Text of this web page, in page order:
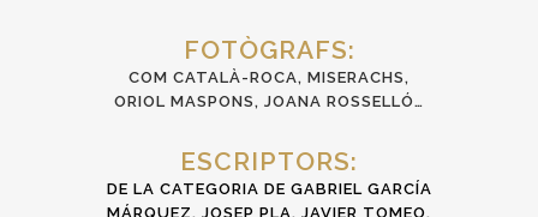
FOTÒGRAFS:
COM CATALÀ-ROCA, MISERACHS,
ORIOL MASPONS, JOANA ROSSELLÓ…
ESCRIPTORS:
DE LA CATEGORIA DE GABRIEL GARCÍA
MÁRQUEZ, JOSEP PLA, JAVIER TOMEO,